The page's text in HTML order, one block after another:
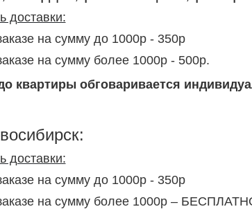
доставки:
на сумму до 1000р - 350р
на сумму более 1000р - 500р.
квартиры обговаривается
доставки:
на сумму до 1000р - 350р
на сумму более 1000р –